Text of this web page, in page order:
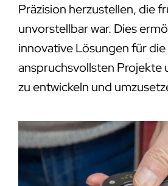
Präzision herzustellen, die
unvorstellbar war. Dies
innovative Lösungen für die
anspruchsvollsten Projekte
zu entwickeln und